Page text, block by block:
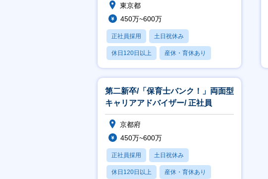
東京都
450万~600万
正社員採用 土日祝休み
休日120日以上 産休・育休あり
賞与あり
第二新卒/「保育士バンク！」両面型
キャリアアドバイザー/ 正社員
京都府
450万~600万
正社員採用 土日祝休み
休日120日以上 産休・育休あり